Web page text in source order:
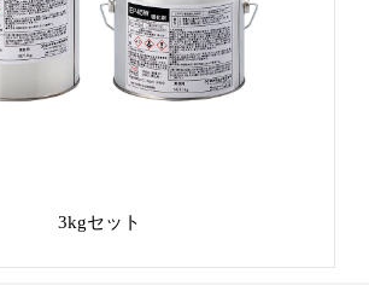
3kgセット